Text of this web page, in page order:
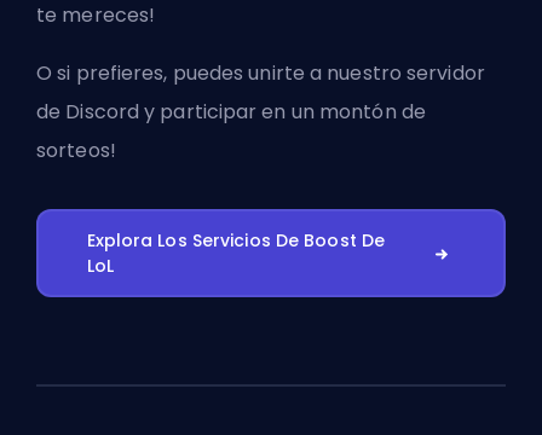
te mereces!
O si prefieres, puedesunirte a nuestro servidor
de Discord y participar en un montón de
sorteos!
Explora Los Servicios De Boost De
LoL